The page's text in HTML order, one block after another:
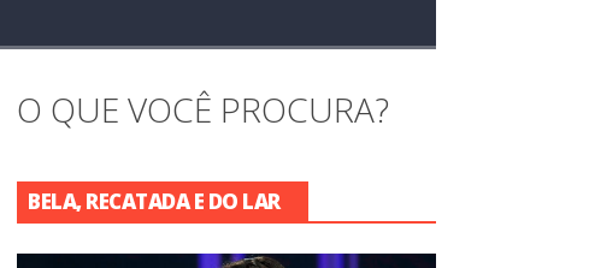
O QUE VOCÊ PROCURA?
BELA, RECATADA E DO LAR